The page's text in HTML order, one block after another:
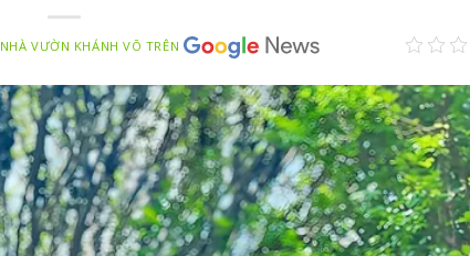
NHÀ VƯỜN KHÁNH VÕ TRÊN